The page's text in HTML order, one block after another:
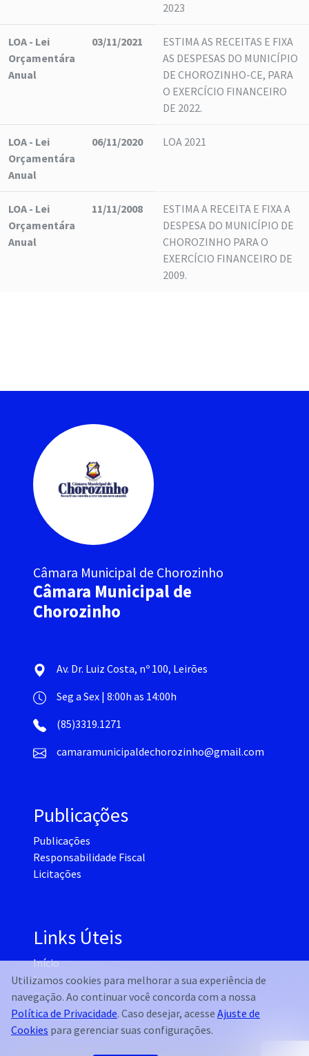
2023
LOA - Lei
Orçamentára
Anual
03/11/2021
ESTIMA AS RECEITAS E FIXA
AS DESPESAS DO MUNICÍPIO
DE CHOROZINHO-CE, PARA
O EXERCÍCIO FINANCEIRO
DE 2022.
LOA - Lei
Orçamentára
Anual
06/11/2020 LOA 2021
LOA - Lei
Orçamentára
Anual
11/11/2008
ESTIMA A RECEITA E FIXA A
DESPESA DO MUNICÍPIO DE
CHOROZINHO PARA O
EXERCÍCIO FINANCEIRO DE
2009.
Câmara Municipal de Chorozinho
Câmara Municipal de
Chorozinho
Av. Dr. Luiz Costa, nº 100, Leirões
Seg a Sex | 8:00h as 14:00h
(85)3319.1271
camaramunicipaldechorozinho@gmail.com
Publicações
Publicações
Responsabilidade Fiscal
Licitações
Links Úteis
Início
Leis
Responsabilidade Fiscal
Notícias
Utilizamos cookies para melhorar a sua experiência de
navegação. Ao continuar você concorda com a nossa
Política de Privacidade. Caso desejar, acesse Ajuste de
Cookies para gerenciar suas configurações.